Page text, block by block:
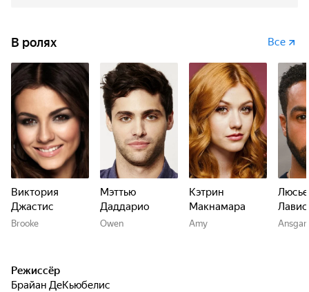
В ролях Все
Виктория
Джастис
Brooke
Мэттью
Даддарио
Owen
Кэтрин
Макнамара
Amy Ansgar
Режиссёр
Брайан ДеКьюбелис